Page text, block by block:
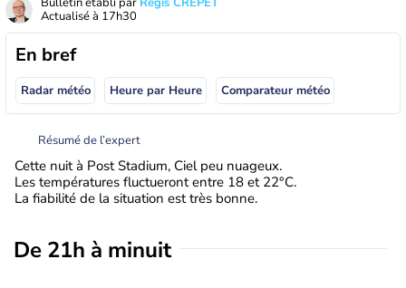
Actualisé à 17h30
En bref
Radar météo Heure par Heure Comparateur météo
Résumé de l’expert
Cette nuit à Post Stadium, Ciel peu nuageux.
Les températures fluctueront entre 18 et 22°C.
La fiabilité de la situation est très bonne.
De 21h à minuit